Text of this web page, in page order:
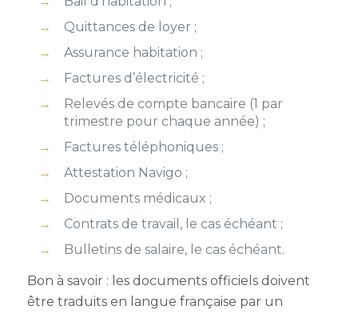
Quittances de loyer ;
Assurance habitation ;
Factures d’électricité ;
Relevés de compte bancaire (1 par
trimestre pour chaque année) ;
Factures téléphoniques ;
Attestation Navigo ;
Documents médicaux ;
Contrats de travail, le cas échéant ;
Bulletins de salaire, le cas échéant.
Bon à savoir : les documents officiels doivent
être traduits en langue française par un